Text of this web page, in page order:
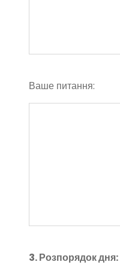
Ваше питання:
3. Розпорядок дня: